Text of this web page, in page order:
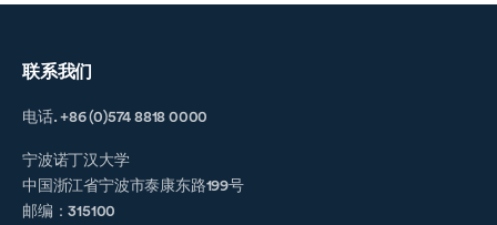
联系我们
电话. +86 (0)574 8818 0000
宁波诺丁汉大学
中国浙江省宁波市泰康东路199号
邮编：315100